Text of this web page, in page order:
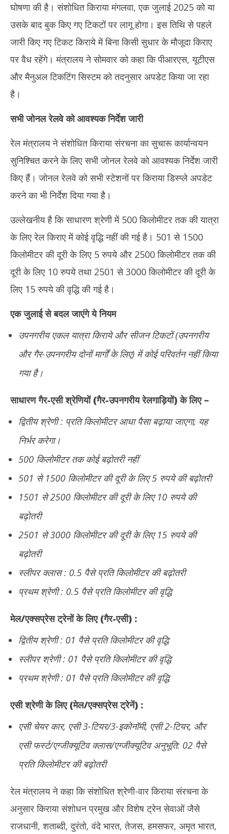
July
1,
घोषणा की है। संशोधित किराया मंगलवा, एक जुलाई 2025 को या
उसके बाद बुक किए गए टिकटों पर लागू होगा। इस तिथि से पहले
जारी किए गए टिकट किराये में बिना किसी सुधार के मौजूदा किराए
पर वैध रहेंगे। मंत्रालय ने सोमवार को कहा कि पीआरएस, यूटीएस
और मैनुअल टिकटिंग सिस्टम को तदनुसार अपडेट किया जा रहा
है।
सभी जोनल रेलवे को आवश्यक निर्देश जारी
रेल मंत्रालय ने संशोधित किराया संरचना का सुचारू कार्यान्वयन
सुनिश्चित करने के लिए सभी जोनल रेलवे को आवश्यक निर्देश जारी
किए हैं। जोनल रेलवे को सभी स्टेशनों पर किराया डिस्प्ले अपडेट
करने का भी निर्देश दिया गया है।
उल्लेखनीय है कि साधारण श्रेणी में 500 किलोमीटर तक की यात्रा
के लिए रेल किराए में कोई वृद्धि नहीं की गई है। 501 से 1500
किलोमीटर की दूरी के लिए 5 रुपये और 2500 किलोमीटर तक की
दूरी के लिए 10 रुपये तथा 2501 से 3000 किलोमीटर की दूरी के
लिए 15 रुपये की वृद्धि की गई है।
एक जुलाई से बदल जाएंगे ये नियम
उपनगरीय एकल यात्रा किराये और सीजन टिकटों (उपनगरीय
और गैर-उपनगरीय दोनों मार्गों के लिए) में कोई परिवर्तन नहीं किया
गया है।
साधारण गैर-एसी श्रेणियों (गैर-उपनगरीय रेलगाड़ियों) के लिए –
द्वितीय श्रेणी : प्रति किलोमीटर आधा पैसा बढ़ाया जाएगा, यह
निर्भर करेगा।
500 किलोमीटर तक कोई बढ़ोतरी नहीं
501 से 1500 किलोमीटर की दूरी के लिए 5 रुपये की बढ़ोतरी
1501 से 2500 किलोमीटर की दूरी के लिए 10 रुपये की
बढ़ोतरी
2501 से 3000 किलोमीटर की दूरी के लिए 15 रुपये की
बढ़ोतरी
स्लीपर क्लास : 0.5 पैसे प्रति किलोमीटर की बढ़ोतरी
प्रथम श्रेणी : 0.5 पैसे प्रति किलोमीटर की वृद्धि
मेल/एक्सप्रेस ट्रेनों के लिए (गैर-एसी) :
द्वितीय श्रेणी : 01 पैसे प्रति किलोमीटर की वृद्धि
स्लीपर श्रेणी : 01 पैसे प्रति किलोमीटर की वृद्धि
प्रथम श्रेणी : 01 पैसे प्रति किलोमीटर की वृद्धि
एसी श्रेणी के लिए (मेल/एक्सप्रेस ट्रेनें) :
एसी चेयर कार, एसी 3-टियर/3-इकोनॉमी, एसी 2-टियर, और
एसी फर्स्ट/एग्जीक्यूटिव क्लास/एग्जीक्यूटिव अनुभूति: 02 पैसे
प्रति किलोमीटर की बढ़ोतरी
रेल मंत्रालय ने कहा कि संशोधित श्रेणी-वार किराया संरचना के
अनुसार किराया संशोधन प्रमुख और विशेष ट्रेन सेवाओं जैसे
राजधानी, शताब्दी, दुरंतो, वंदे भारत, तेजस, हमसफर, अमृत भारत,